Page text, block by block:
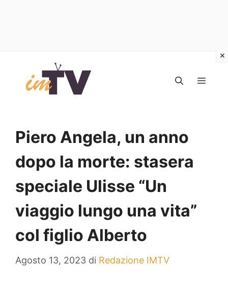
contenuto
Piero Angela, un anno
dopo la morte: stasera
speciale Ulisse “Un
viaggio lungo una vita”
col figlio Alberto
Agosto 13, 2023 di Redazione IMTV